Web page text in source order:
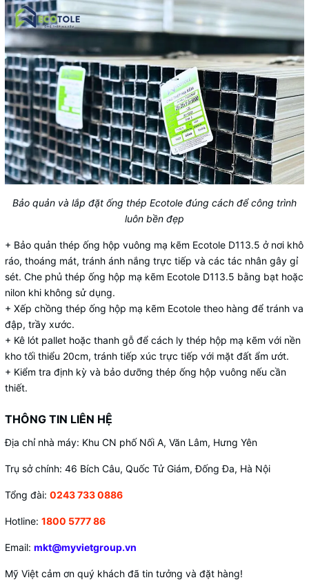
Bảo quản và lắp đặt ống thép Ecotole đúng cách để công trình
luôn bền đẹp
+ Bảo quản thép ống hộp vuông mạ kẽm Ecotole D113.5 ở nơi khô
ráo, thoáng mát, tránh ánh nắng trực tiếp và các tác nhân gây gỉ
sét. Che phủ thép ống hộp mạ kẽm Ecotole D113.5 bằng bạt hoặc
nilon khi không sử dụng.
+ Xếp chồng thép ống hộp mạ kẽm Ecotole theo hàng để tránh va
đập, trầy xước.
+ Kê lót pallet hoặc thanh gỗ để cách ly thép hộp mạ kẽm với nền
kho tối thiểu 20cm, tránh tiếp xúc trực tiếp với mặt đất ẩm ướt.
+ Kiểm tra định kỳ và bảo dưỡng thép ống hộp vuông nếu cần
thiết.
THÔNG TIN LIÊN HỆ
Địa chỉ nhà máy: Khu CN phố Nối A, Văn Lâm, Hưng Yên
Trụ sở chính: 46 Bích Câu, Quốc Tử Giám, Đống Đa, Hà Nội
Tổng đài: 0243 733 0886
Hotline: 1800 5777 86
Email: mkt@myvietgroup.vn
Mỹ Việt cảm ơn quý khách đã tin tưởng và đặt hàng!